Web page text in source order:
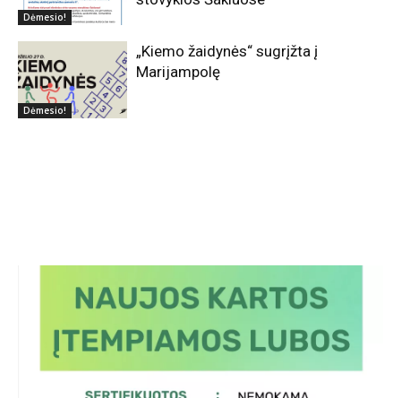
Dėmesio!
Dėmesio!
„Kiemo žaidynės“ sugrįžta į
Marijampolę